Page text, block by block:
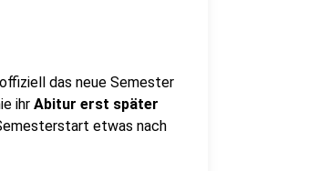
das neue Semester
ihr Abitur erst später
etwas nach